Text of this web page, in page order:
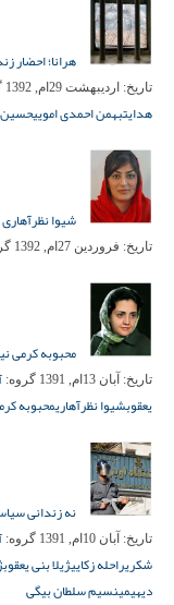
هرانا؛ احضار
تاریخ: اردیبهشت 29ام, 1392
هدایتبهمن احمدی اموییحسین
شیوا
تاریخ: فروردین 27ام, 1392
محبوبه کرمی
تاریخ: آبان 13ام, 1391 گروه:
یعقوبشیوا نظرآهاریمحبوبه
نه زندانی
تاریخ: آبان 10ام, 1391 گروه:
شکریراحله زکاییژیلا بنی یعقوب
دیهیمینسیم سلطان بیگی